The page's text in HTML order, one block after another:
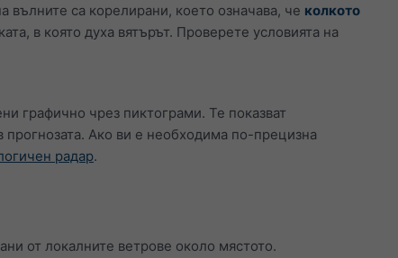
вълните са корелирани, което означава, че колкото
в която духа вятърът. Проверете условията на
графично чрез пиктограми. Те показват
Ако ви е необходима по-прецизна
радар.
от локалните ветрове около мястото.